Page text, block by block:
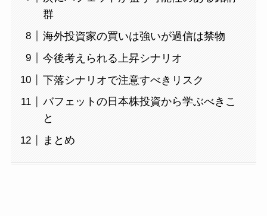
群
海外投資家の買いは強いが過信は禁物
今後考えられる上昇シナリオ
下落シナリオで注意すべきリスク
バフェットの日本株投資から学ぶべきこ
と
まとめ